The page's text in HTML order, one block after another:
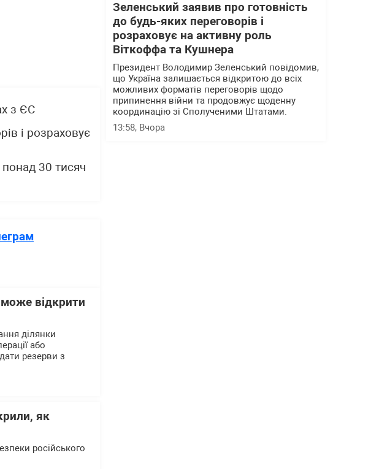
з ЄС
і розраховує
30 тисяч
відкрити
ділянки
або
резерви з
як
російського
Зеленський заявив про готовність
до будь-яких переговорів і
розраховує на активну роль
Віткоффа та Кушнера
Президент Володимир Зеленський повідомив,
що Україна залишається відкритою до всіх
можливих форматів переговорів щодо
припинення війни та продовжує щоденну
координацію зі Сполученими Штатами.
13:58, Вчора